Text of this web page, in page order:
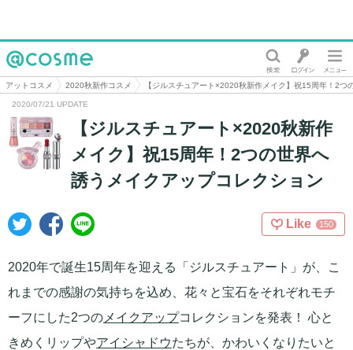
@cosme
アットコスメ 2020秋新作コスメ 【ジルスチュアート×2020秋新作メイク】祝15周年！2つ
2020/07/21 UPDATE
【ジルスチュアート×2020秋新作
メイク】祝15周年！2つの世界へ
誘うメイクアップコレクション
Like 150
2020年で誕生15周年を迎える「ジルスチュアート」が、こ
れまでの感謝の気持ちを込め、花々と宝石をそれぞれモチ
ーフにした2つのメイクアップコレクションを発表！ 心と
きめくリップやアイシャドウたちが、かわいくなりたいと